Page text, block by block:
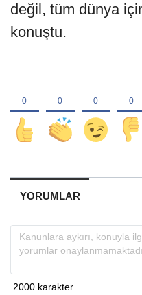
değil, tüm dünya
konuştu.
YORUMLAR